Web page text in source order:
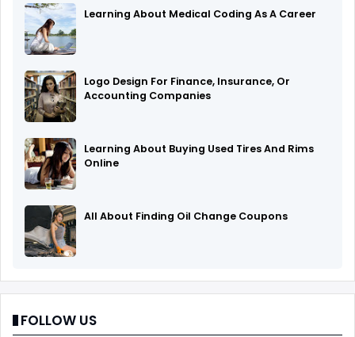
Learning About Medical Coding As A Career
Logo Design For Finance, Insurance, Or
Accounting Companies
Learning About Buying Used Tires And Rims
Online
All About Finding Oil Change Coupons
FOLLOW US